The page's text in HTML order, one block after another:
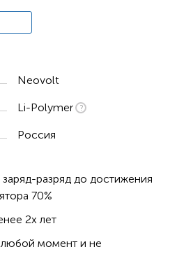
Neovolt
Li-Polymer
Россия
разряд до достижения
70%
2х лет
момент и не